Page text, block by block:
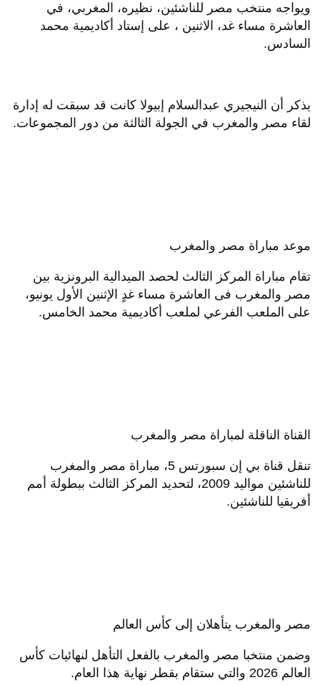
ويواجه منتخب مصر للناشئين، نظيره، المغربي، في
العاشرة مساء غد، الاثنين ، على إستاد أكاديمية محمد
السادس.
يذكر أن النيجيري عبدالسلام إبيولا كانت قد سبقت له إدارة
لقاء مصر والمغرب في الجولة الثالثة من دور المجموعات.
موعد مباراة مصر والمغرب
تقام مباراة المركز الثالث لحصد الميدالية البرونزية بين
مصر والمغرب فى العاشرة مساء غدٍ الإثنين الأول يونيو،
على الملعب الفرعي لملعب أكاديمية محمد الخامس.
القناة الناقلة لمباراة مصر والمغرب
تنقل قناة بي إن سبورتس 5، مباراة مصر والمغرب
للناشئين مواليد 2009، لتحديد المركز الثالث ببطولة أمم
أفريقيا للناشئين.
مصر والمغرب يتأهلان إلى كأس العالم
وضمن منتخبا مصر والمغرب بالفعل التأهل لنهائيات كأس
العالم 2026 والتي ستقام بقطر نهاية هذا العام.